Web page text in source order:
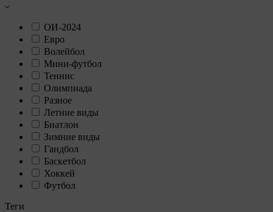
ОИ-2024
Евро
Волейбол
Мини-футбол
Теннис
Олимпиада
Разное
Летние виды
Биатлон
Зимние виды
Гандбол
Баскетбол
Хоккей
Футбол
Теги